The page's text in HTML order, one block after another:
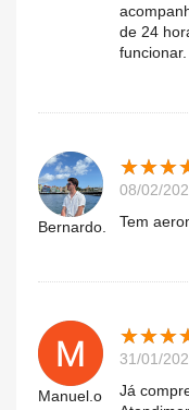
de 24
Bernardo.
★★★
★★★
08/02/
Tem
Manuel.o
★★★
★★★
31/01/
Já